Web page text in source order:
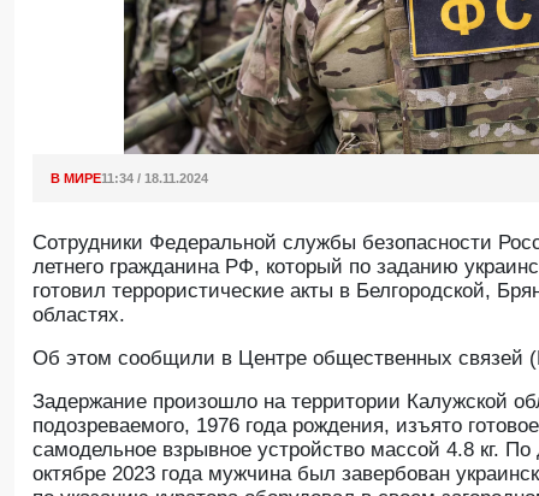
В МИРЕ11:34 / 18.11.2024
Сотрудники Федеральной службы безопасности
летнего гражданина РФ, который по заданию
готовил террористические акты в Белгородской,
областях.
Об этом сообщили в Центре общественных
Задержание произошло на территории Калужской
подозреваемого, 1976 года рождения, изъято
самодельное взрывное устройство массой 4.8 кг.
октябре 2023 года мужчина был завербован